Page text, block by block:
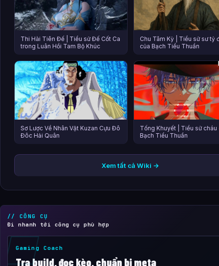
Thi Hài Tiên Đế | Tiểu sử Đế Cốt Ca
trong Luân Hồi Tam Bộ Khúc
Chu Tâm Kỳ | Tiểu sử sư tỷ
của Bạch Tiểu Thuần
Sơ Lược Về Nhân Vật Kuzan Cựu Đô
Đôc Hải Quân
Tống Khuyết | Tiểu sử cháu
Bạch Tiểu Thuần
Xem tất cả Wiki →
// CÔNG CỤ
Đi nhanh tới công cụ phù hợp
Gaming Coach
Tra build, đọc kèo, chuẩn bị meta